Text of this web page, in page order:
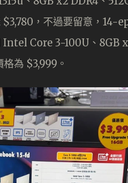
，不過要留意，14-
Core 3-100U、8GB
為 $3,999。